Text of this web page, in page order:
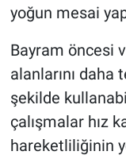
yoğun mesai
Bayram öncesi
alanlarını
şekilde
çalışmalar hız
hareketliliğinin